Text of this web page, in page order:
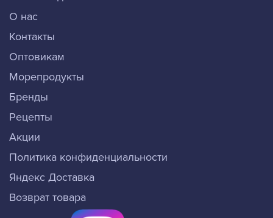
О нас
Контакты
Оптовикам
Морепродукты
Бренды
Рецепты
Акции
Политика конфиденциальности
Яндекс Доставка
Возврат товара